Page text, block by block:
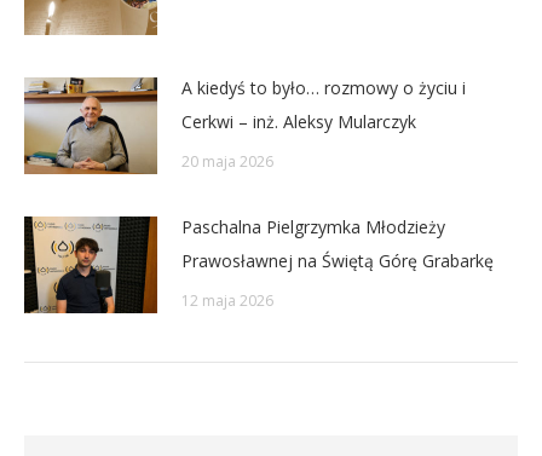
A kiedyś to było… rozmowy o życiu i
Cerkwi – inż. Aleksy Mularczyk
20 maja 2026
Paschalna Pielgrzymka Młodzieży
Prawosławnej na Świętą Górę Grabarkę
12 maja 2026